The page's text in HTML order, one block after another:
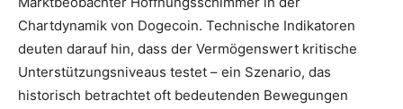
Chartdynamik von Dogecoin. Technische Indikatoren
deuten darauf hin, dass der Vermögenswert kritische
Unterstützungsniveaus testet – ein Szenario, das
historisch betrachtet oft bedeutenden Bewegungen